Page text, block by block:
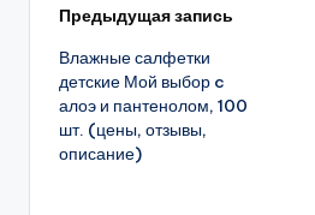
Навигация
записи
Предыдущая запись
Влажные салфетки
детские Мой выбор c
алоэ и пантенолом, 100
шт. (цены, отзывы,
описание)